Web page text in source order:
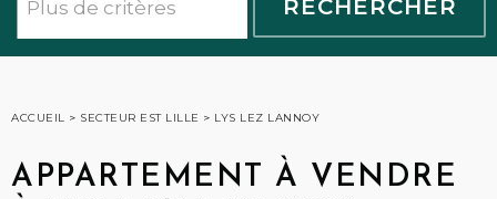
ACCUEIL > SECTEUR EST LILLE > LYS LEZ LANNOY
APPARTEMENT À VENDRE